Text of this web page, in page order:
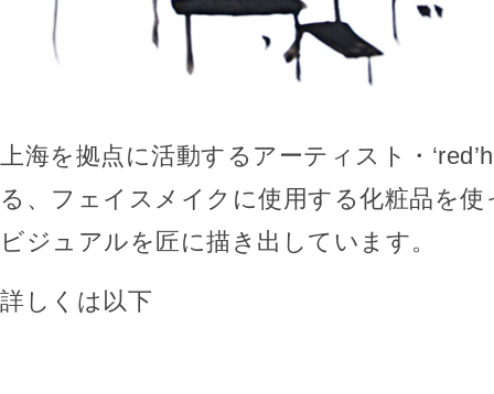
上海を拠点に活動するアーティスト・
る、フェイスメイクに使用する化粧品を
ビジュアルを匠に描き出しています。
詳しくは以下